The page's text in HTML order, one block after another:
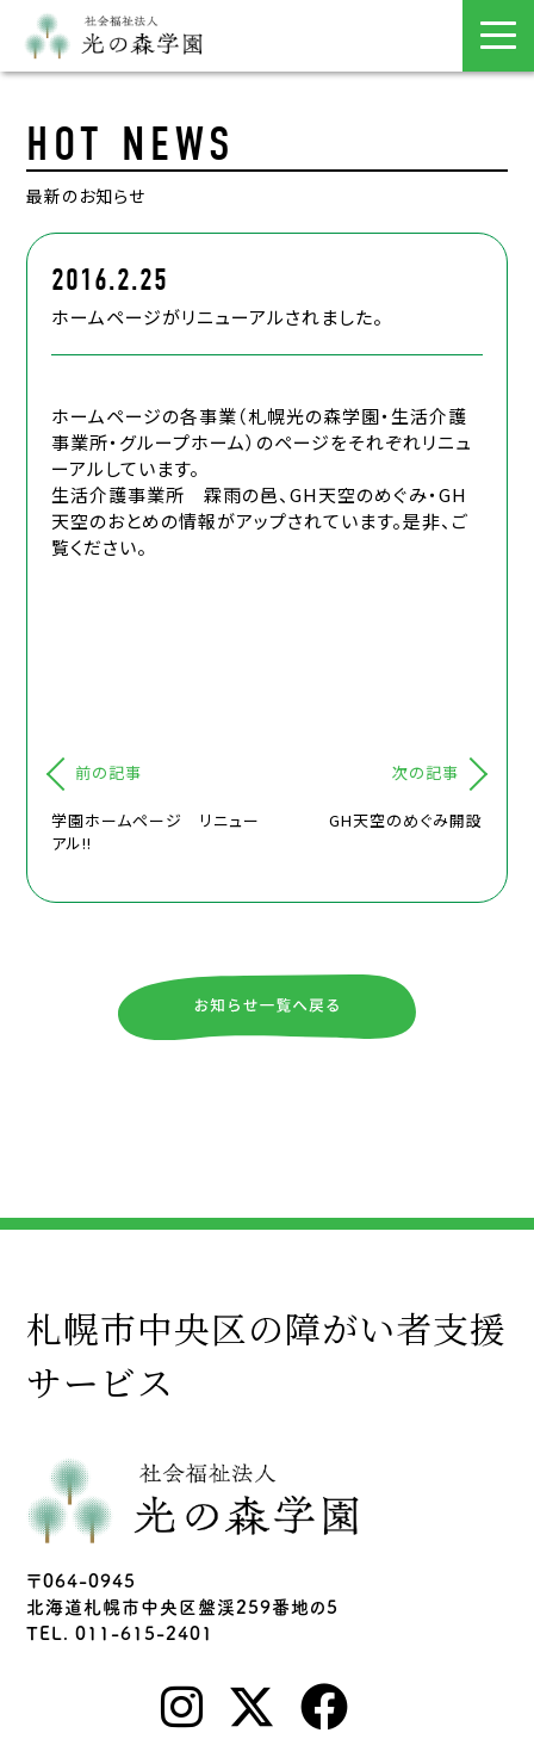
HOT NEWS
最新のお知らせ
2016.2.25
ホームページがリニューアルされました。
ホームページの各事業（札幌光の森学園・生活介護
事業所・グループホーム）のページをそれぞれリニュ
ーアルしています。
生活介護事業所 霖雨の邑、GH天空のめぐみ・GH
天空のおとめの情報がアップされています。是非、ご
覧ください。
前の記事
学園ホームページ リニュー
アル!!
次の記事
GH天空のめぐみ開設
札幌市中央区の障がい者支援
サービス
〒064-0945
北海道札幌市中央区盤渓259番地の5
TEL. 011-615-2401